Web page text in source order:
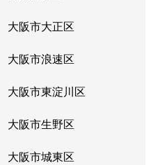
大阪市大正区
大阪市浪速区
大阪市東淀川区
大阪市生野区
大阪市城東区